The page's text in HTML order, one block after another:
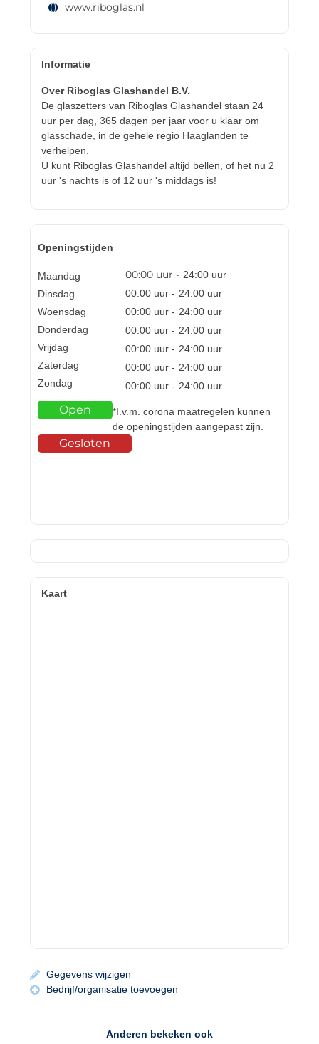
www.riboglas.nl
Informatie
Over Riboglas Glashandel B.V.
De glaszetters van Riboglas Glashandel staan 24
uur per dag, 365 dagen per jaar voor u klaar om
glasschade, in de gehele regio Haaglanden te
verhelpen.
U kunt Riboglas Glashandel altijd bellen, of het nu 2
uur 's nachts is of 12 uur 's middags is!
Openingstijden
Maandag
Dinsdag
Woensdag
Donderdag
Vrijdag
Zaterdag
Zondag
00:00 uur - 24:00 uur
00:00 uur - 24:00 uur
00:00 uur - 24:00 uur
00:00 uur - 24:00 uur
00:00 uur - 24:00 uur
00:00 uur - 24:00 uur
00:00 uur - 24:00 uur
Open
*I.v.m. corona maatregelen kunnen
de openingstijden aangepast zijn.
Gesloten
Kaart
Gegevens wijzigen
Bedrijf/organisatie toevoegen
Anderen bekeken ook